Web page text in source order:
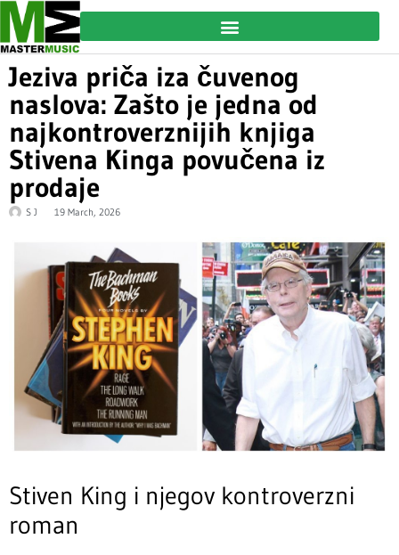
Jeziva priča iza čuvenog
naslova: Zašto je jedna od
najkontroverznijih knjiga
Stivena Kinga povučena iz
prodaje
S J 19 March, 2026
Stiven King i njegov kontroverzni
roman